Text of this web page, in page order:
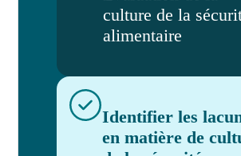
culture de la
alimentaire
Identifier les
en matière de